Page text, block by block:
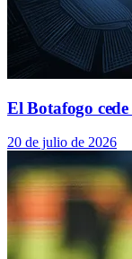
El Botafogo
20 de julio de 2026